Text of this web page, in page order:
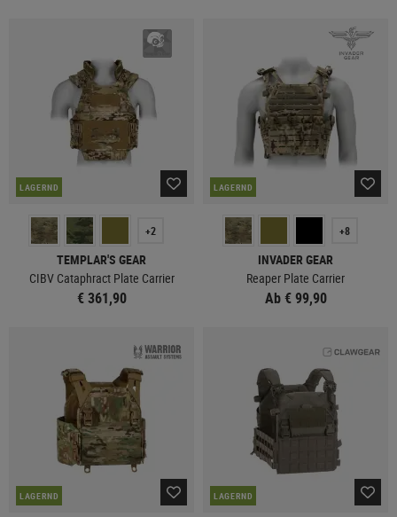
LAGERND
+2
TEMPLAR'S GEAR
CIBV Cataphract Plate Carrier
€ 361,90
LAGERND
+8
INVADER GEAR
Reaper Plate Carrier
Ab € 99,90
LAGERND LAGERND